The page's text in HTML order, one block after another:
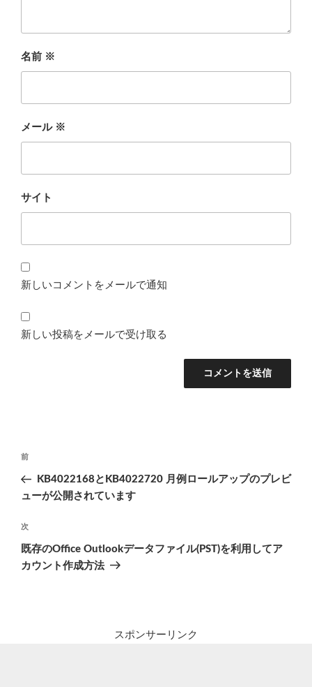
名前 ※
メール ※
サイト
新しいコメントをメールで通知
新しい投稿をメールで受け取る
投
ゲ
ー
シ
前
の
投
前
KB4022168とKB4022720 月例ロールアップのプレビ
ューが公開されています
次
の
投
次
既存のOffice Outlookデータファイル(PST)を利用してア
カウント作成方法
スポンサーリンク